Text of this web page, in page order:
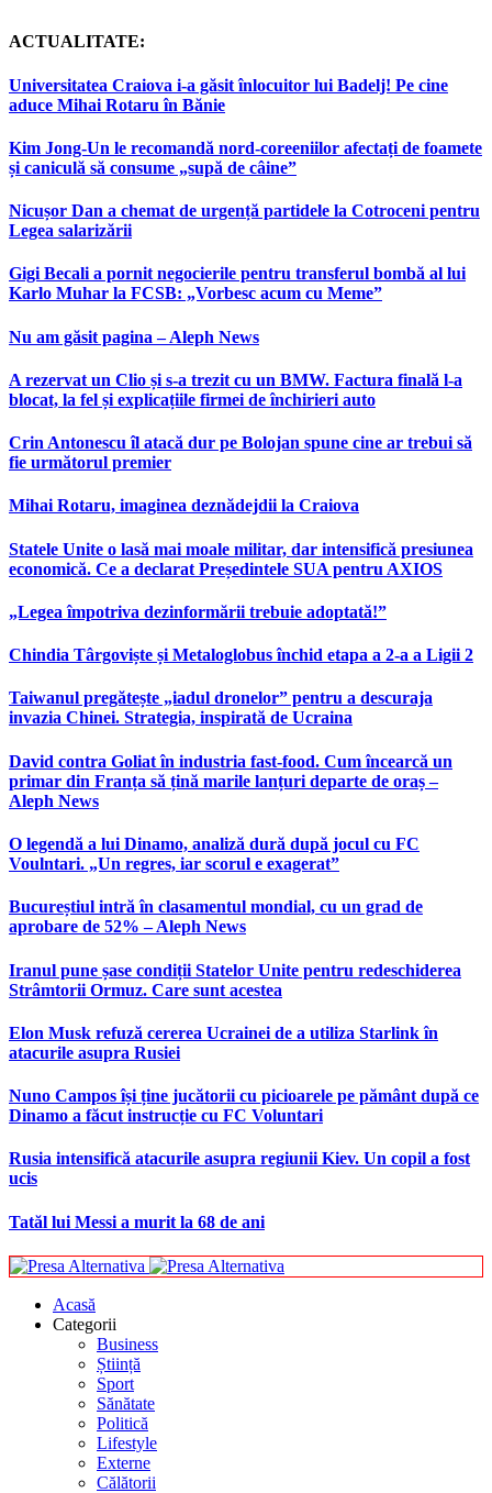
ACTUALITATE:
Universitatea Craiova i-a găsit înlocuitor lui Badelj! Pe cine
aduce Mihai Rotaru în Bănie
Kim Jong-Un le recomandă nord-coreeniilor afectați de foamete
și caniculă să consume „supă de câine”
Nicușor Dan a chemat de urgență partidele la Cotroceni pentru
Legea salarizării
Gigi Becali a pornit negocierile pentru transferul bombă al lui
Karlo Muhar la FCSB: „Vorbesc acum cu Meme”
Nu am găsit pagina – Aleph News
A rezervat un Clio și s-a trezit cu un BMW. Factura finală l-a
blocat, la fel și explicațiile firmei de închirieri auto
Crin Antonescu îl atacă dur pe Bolojan spune cine ar trebui să
fie următorul premier
Mihai Rotaru, imaginea deznădejdii la Craiova
Statele Unite o lasă mai moale militar, dar intensifică presiunea
economică. Ce a declarat Președintele SUA pentru AXIOS
„Legea împotriva dezinformării trebuie adoptată!”
Chindia Târgoviște și Metaloglobus închid etapa a 2-a a Ligii 2
Taiwanul pregătește „iadul dronelor” pentru a descuraja
invazia Chinei. Strategia, inspirată de Ucraina
David contra Goliat în industria fast-food. Cum încearcă un
primar din Franța să țină marile lanțuri departe de oraș –
Aleph News
O legendă a lui Dinamo, analiză dură după jocul cu FC
Voulntari. „Un regres, iar scorul e exagerat”
Bucureștiul intră în clasamentul mondial, cu un grad de
aprobare de 52% – Aleph News
Iranul pune șase condiții Statelor Unite pentru redeschiderea
Strâmtorii Ormuz. Care sunt acestea
Elon Musk refuză cererea Ucrainei de a utiliza Starlink în
atacurile asupra Rusiei
Nuno Campos își ține jucătorii cu picioarele pe pământ după ce
Dinamo a făcut instrucție cu FC Voluntari
Rusia intensifică atacurile asupra regiunii Kiev. Un copil a fost
ucis
Tatăl lui Messi a murit la 68 de ani
Acasă
Categorii
Business
Știință
Sport
Sănătate
Politică
Lifestyle
Externe
Călătorii